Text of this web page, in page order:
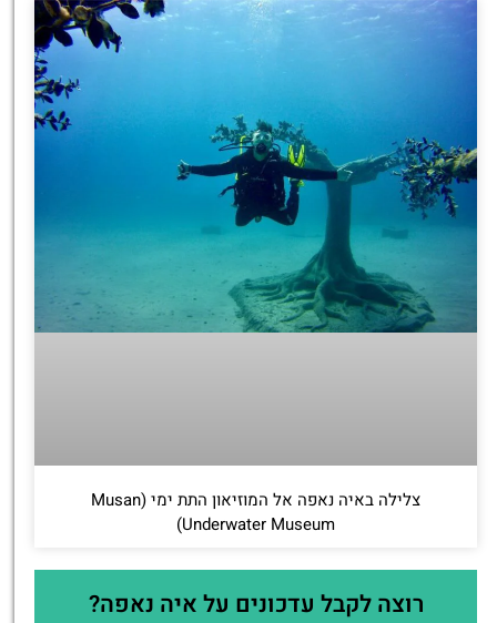
צלילה באיה נאפה אל המוזיאון התת ימי (Musan
Underwater Museum)
רוצה לקבל עדכונים על איה נאפה?